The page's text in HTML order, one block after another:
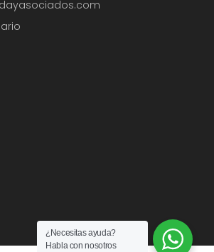
¿Necesitas ayuda?
Habla con nosotros